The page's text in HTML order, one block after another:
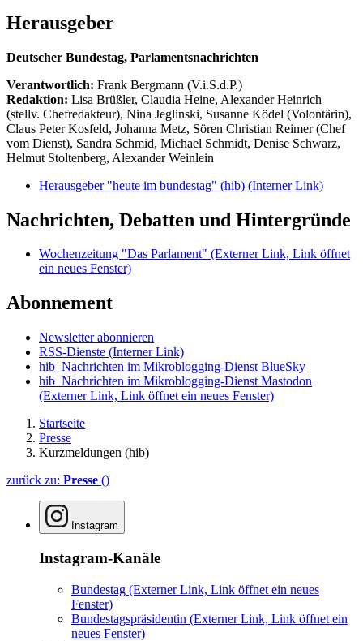
Herausgeber
Deutscher Bundestag, Parlamentsnachrichten
Verantwortlich: Frank Bergmann (V.i.S.d.P.)
Redaktion: Lisa Brüßler, Claudia Heine, Alexander Heinrich
(stellv. Chefredakteur), Nina Jeglinski, Susanne Ködel (Volontärin),
Claus Peter Kosfeld, Johanna Metz, Sören Christian Reimer (Chef
vom Dienst), Sandra Schmid, Michael Schmidt, Denise Schwarz,
Helmut Stoltenberg, Alexander Weinlein
Herausgeber "heute im bundestag" (hib) (Interner Link)
Nachrichten, Debatten und Hintergründe
Wochenzeitung "Das Parlament" (Externer Link, Link öffnet
ein neues Fenster)
Abonnement
Newsletter abonnieren
RSS-Dienste (Interner Link)
hib_Nachrichten im Mikroblogging-Dienst BlueSky
hib_Nachrichten im Mikroblogging-Dienst Mastodon
(Externer Link, Link öffnet ein neues Fenster)
Startseite
Presse
Kurzmeldungen (hib)
zurück zu: Presse ()
Instagram
Instagram-Kanäle
Bundestag (Externer Link, Link öffnet ein neues
Fenster)
Bundestagspräsidentin (Externer Link, Link öffnet ein
neues Fenster)